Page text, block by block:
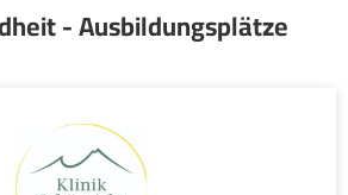
- Ausbildungsplätze